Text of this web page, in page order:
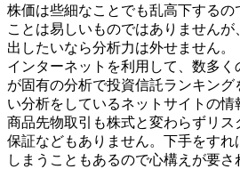
株価は些細なことでも乱高下するの
ことは易しいものではありません
出したいなら分析力は外せません。
インターネットを利用して、数多く
が固有の分析で投資信託ランキング
い分析をしているネットサイトの情
商品先物取引も株式と変わらずリ
保証などもありません。下手をすれ
しまうこともあるので心構えが要さ